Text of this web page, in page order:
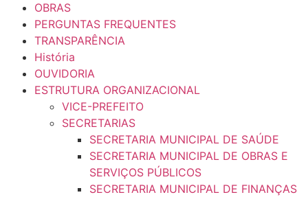
OBRAS
PERGUNTAS FREQUENTES
TRANSPARÊNCIA
História
OUVIDORIA
ESTRUTURA ORGANIZACIONAL
VICE-PREFEITO
SECRETARIAS
SECRETARIA MUNICIPAL DE SAÚDE
SECRETARIA MUNICIPAL DE OBRAS E
SERVIÇOS PÚBLICOS
SECRETARIA MUNICIPAL DE FINANÇAS